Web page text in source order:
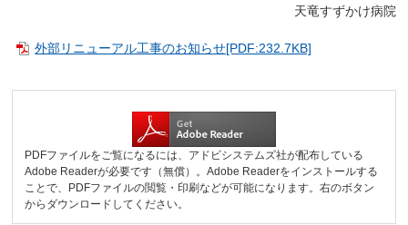
天竜すずかけ病院
外部リニューアル工事のお知らせ[PDF:232.7KB]
PDFファイルをご覧になるには、アドビシステムズ社が配布している
Adobe Readerが必要です（無償）。Adobe Readerをインストールする
ことで、PDFファイルの閲覧・印刷などが可能になります。右のボタン
からダウンロードしてください。